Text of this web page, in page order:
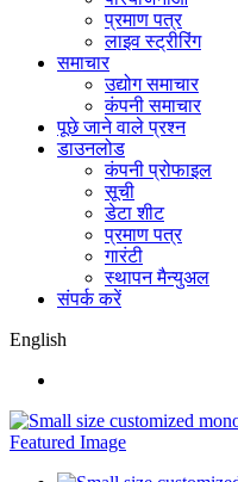
प्रमाण पत्र
लाइव स्ट्रीरिंग
समाचार
उद्योग समाचार
कंपनी समाचार
पूछे जाने वाले प्रश्न
डाउनलोड
कंपनी प्रोफाइल
सूची
डेटा शीट
प्रमाण पत्र
गारंटी
स्थापन मैन्युअल
संपर्क करें
English